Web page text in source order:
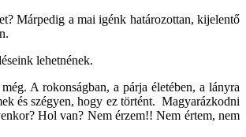
Márpedig a mai igénk határozottan, kijelentő
lehetnének.
A rokonságban, a párja életében, a lányra
és szégyen, hogy ez történt. Magyarázkodni
Hol van? Nem érzem!! Nem értem, nem